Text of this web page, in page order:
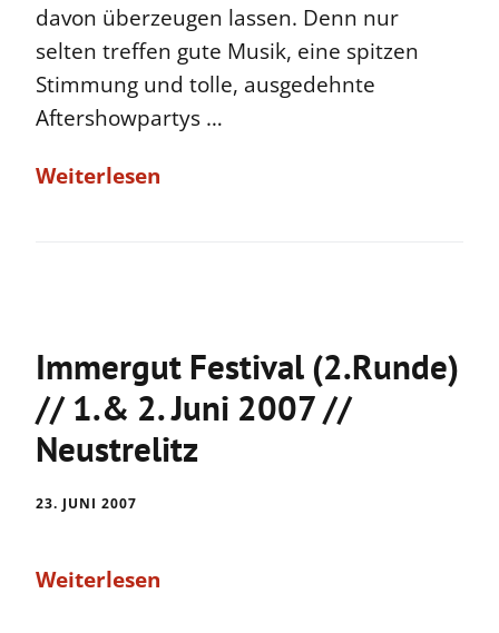
davon überzeugen lassen. Denn nur
selten treffen gute Musik, eine spitzen
Stimmung und tolle, ausgedehnte
Aftershowpartys …
Weiterlesen
Immergut Festival (2.Runde)
// 1.& 2. Juni 2007 //
Neustrelitz
23. JUNI 2007
Weiterlesen